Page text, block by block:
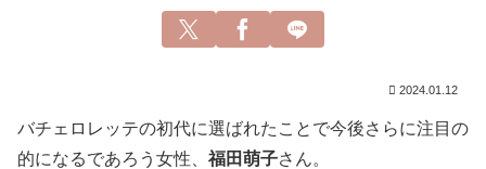
2024.01.12
バチェロレッテの初代に選ばれたことで今後さらに注目の
的になるであろう女性、 福田萌子さん。